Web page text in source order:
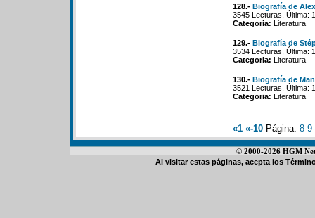
128.- Biografía de
3545 Lecturas, Última:
Categoria: Literatura
129.- Biografía de
3534 Lecturas, Última:
Categoria: Literatura
130.- Biografía de
3521 Lecturas, Última:
Categoria: Literatura
«1 «-10 Página: 8-9-
© 2000-2026 HGM
Al visitar estas páginas, acepta los